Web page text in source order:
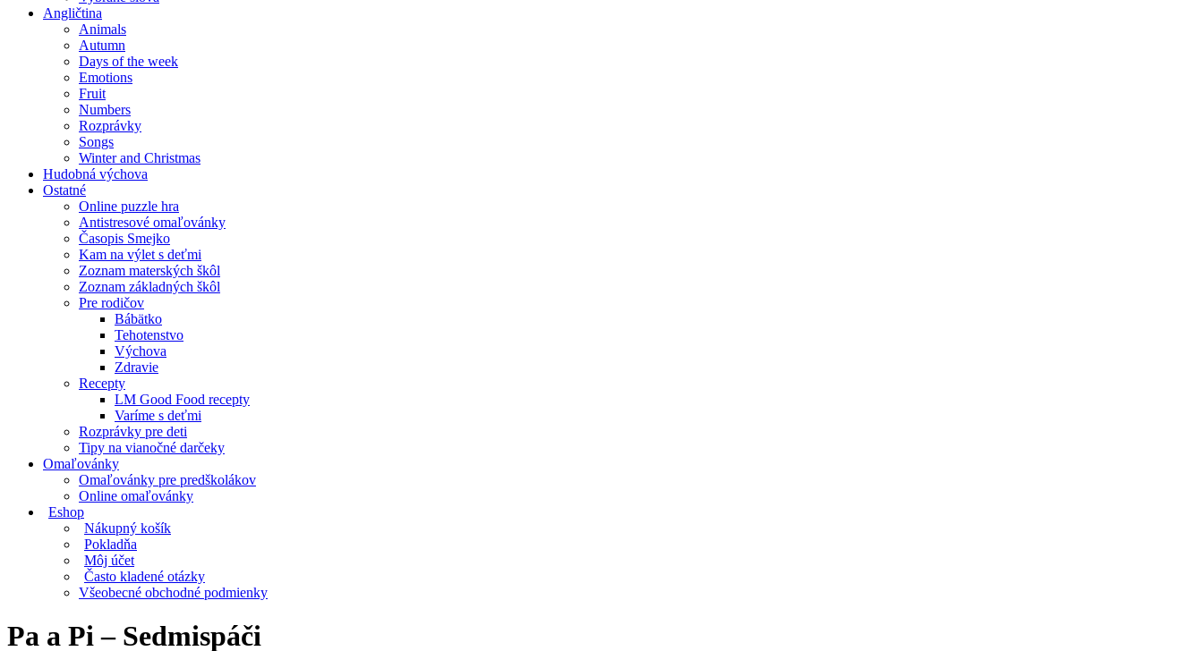
Angličtina
Animals
Autumn
Days of the week
Emotions
Fruit
Numbers
Rozprávky
Songs
Winter and Christmas
Hudobná výchova
Ostatné
Online puzzle hra
Antistresové omaľovánky
Časopis Smejko
Kam na výlet s deťmi
Zoznam materských škôl
Zoznam základných škôl
Pre rodičov
Bábätko
Tehotenstvo
Výchova
Zdravie
Recepty
LM Good Food recepty
Varíme s deťmi
Rozprávky pre deti
Tipy na vianočné darčeky
Omaľovánky
Omaľovánky pre predškolákov
Online omaľovánky
Eshop
Nákupný košík
Pokladňa
Môj účet
Často kladené otázky
Všeobecné obchodné podmienky
Pa a Pi – Sedmispáči